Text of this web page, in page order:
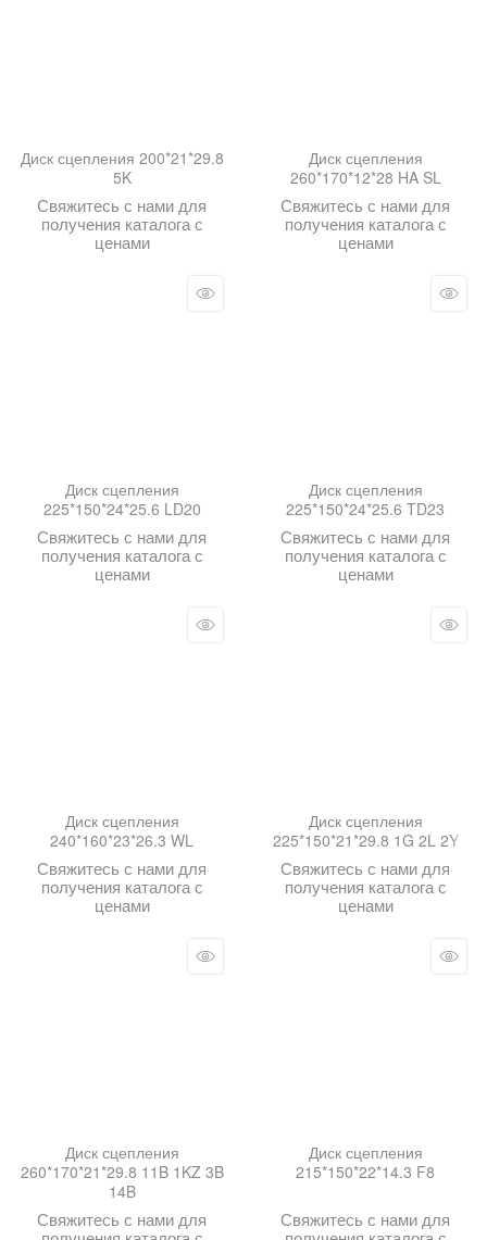
Диск сцепления 200*21*29.8
5K
Свяжитесь с нами для
получения каталога с
ценами
Диск сцепления
260*170*12*28 HA SL
Свяжитесь с нами для
получения каталога с
ценами
Диск сцепления
225*150*24*25.6 LD20
Свяжитесь с нами для
получения каталога с
ценами
Диск сцепления
225*150*24*25.6 TD23
Свяжитесь с нами для
получения каталога с
ценами
Диск сцепления
240*160*23*26.3 WL
Свяжитесь с нами для
получения каталога с
ценами
Диск сцепления
225*150*21*29.8 1G 2L 2Y
Свяжитесь с нами для
получения каталога с
ценами
Диск сцепления
260*170*21*29.8 11B 1KZ 3B
14B
Свяжитесь с нами для
Диск сцепления
215*150*22*14.3 F8
Свяжитесь с нами для